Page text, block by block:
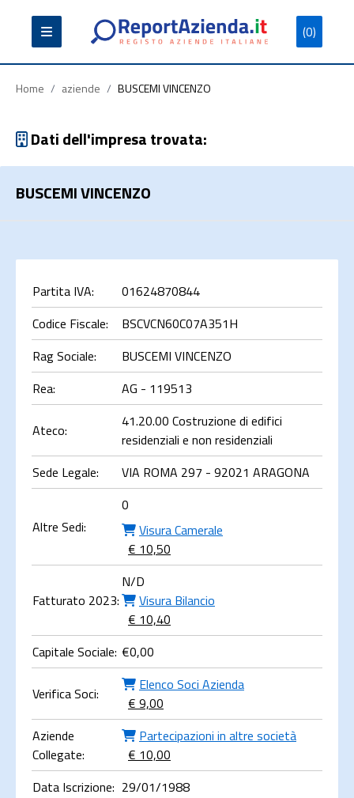
(0)
Partita
Iva
Codice
Fiscale
Ragione
Sociale
Cerca
Home / aziende / BUSCEMI VINCENZO
Dati dell'impresa trovata:
BUSCEMI VINCENZO
Partita IVA:
01624870844
Codice Fiscale:
BSCVCN60C07A351H
Rag Sociale:
BUSCEMI VINCENZO
Rea:
AG - 119513
Ateco:
41.20.00 Costruzione di edifici
residenziali e non residenziali
Sede Legale:
VIA ROMA 297 - 92021 ARAGONA
Altre Sedi:
0
Visura Camerale
€ 10,50
Fatturato 2023:
N/D
Visura Bilancio
€ 10,40
Capitale Sociale: €0,00
Verifica Soci:
Elenco Soci Azienda
€ 9,00
Aziende
Collegate:
Partecipazioni in altre società
€ 10,00
Data Iscrizione: 29/01/1988